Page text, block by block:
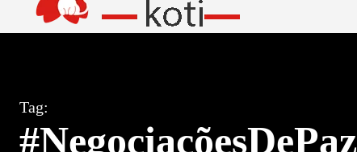
Tag:
#NegociaçõesDePaz